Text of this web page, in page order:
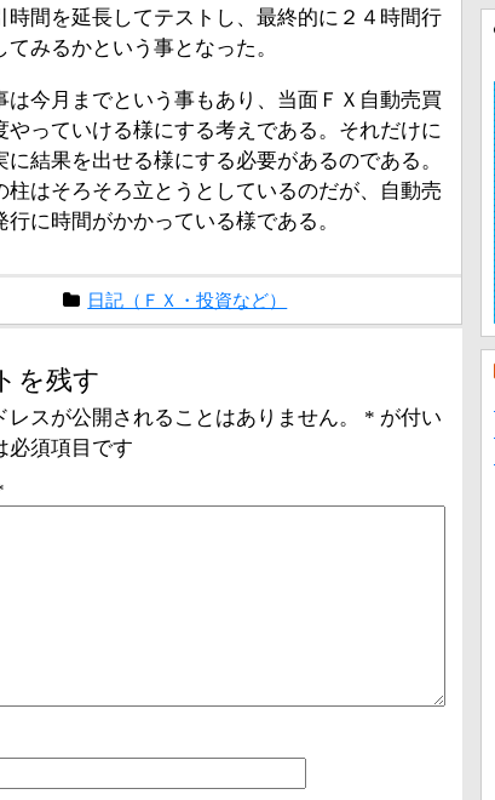
時間を延長してテストし、最終的に２４時間行
てみるかという事となった。
は今月までという事もあり、当面ＦＸ自動売買
やっていける様にする考えである。それだけに
に結果を出せる様にする必要があるのである。
柱はそろそろ立とうとしているのだが、自動売
行に時間がかかっている様である。
日記（ＦＸ・投資など）
を残す
レスが公開されることはありません。 * が付い
必須項目です